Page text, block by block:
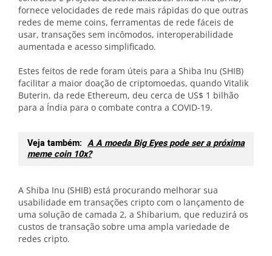
fornece velocidades de rede mais rápidas do que outras
redes de meme coins, ferramentas de rede fáceis de
usar, transações sem incômodos, interoperabilidade
aumentada e acesso simplificado.
Estes feitos de rede foram úteis para a Shiba Inu (SHIB)
facilitar a maior doação de criptomoedas, quando Vitalik
Buterin, da rede Ethereum, deu cerca de US$ 1 bilhão
para a Índia para o combate contra a COVID-19.
Veja também: A A moeda Big Eyes pode ser a próxima
meme coin 10x?
A Shiba Inu (SHIB) está procurando melhorar sua
usabilidade em transações cripto com o lançamento de
uma solução de camada 2, a Shibarium, que reduzirá os
custos de transação sobre uma ampla variedade de
redes cripto.